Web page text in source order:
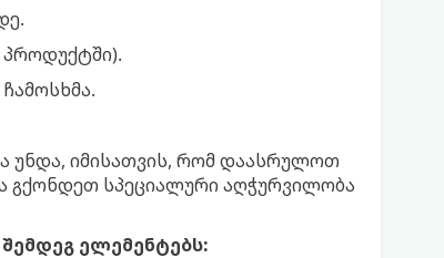
პროდუქტში).
უნდა, იმისათვის, რომ დაასრულოთ
გქონდეთ სპეციალური აღჭურვილობა
ელემენტებს: